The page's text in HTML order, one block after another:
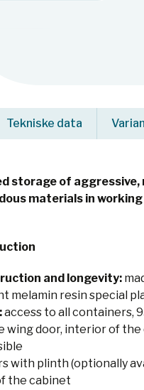
Tekniske data
storage of aggressive,
materials in
and longevity:
melamin resin special
access to all containers,
wing door, interior of the
with plinth (optionally
the cabinet